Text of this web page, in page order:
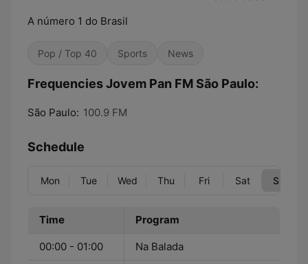
A número 1 do Brasil
Pop / Top 40 Sports News
Frequencies Jovem Pan FM São Paulo:
São Paulo: 100.9 FM
Schedule
Mon Tue Wed Thu Fri Sat Sun
Time Program
00:00 - 01:00 Na Balada